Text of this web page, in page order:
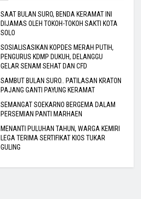
SAAT BULAN SURO, BENDA KERAMAT INI
DIJAMAS OLEH TOKOH-TOKOH SAKTI KOTA
SOLO
SOSIALISASIKAN KOPDES MERAH PUTIH,
PENGURUS KDMP DUKUH, DELANGGU
GELAR SENAM SEHAT DAN CFD
SAMBUT BULAN SURO.. PATILASAN KRATON
PAJANG GANTI PAYUNG KERAMAT
SEMANGAT SOEKARNO BERGEMA DALAM
PERSEMIAN PANTI MARHAEN
MENANTI PULUHAN TAHUN, WARGA KEMIRI
LEGA TERIMA SERTIFIKAT KIOS TUKAR
GULING